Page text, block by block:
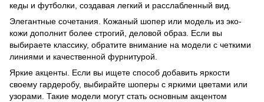
кеды и футболки, создавая легкий и расслабленный вид.
Элегантные сочетания. Кожаный шопер или модель из эко-
кожи дополнит более строгий, деловой образ. Если вы
выбираете классику, обратите внимание на модели с четкими
линиями и качественной фурнитурой.
Яркие акценты. Если вы ищете способ добавить яркости
своему гардеробу, выбирайте шоперы с яркими цветами или
узорами. Такие модели могут стать основным акцентом